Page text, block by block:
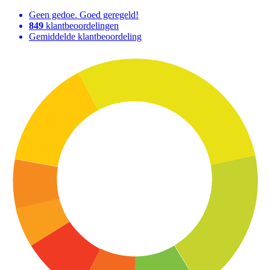
Geen gedoe. Goed geregeld!
849 klantbeoordelingen
Gemiddelde klantbeoordeling